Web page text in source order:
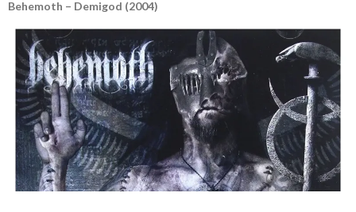
Behemoth – Demigod (2004)